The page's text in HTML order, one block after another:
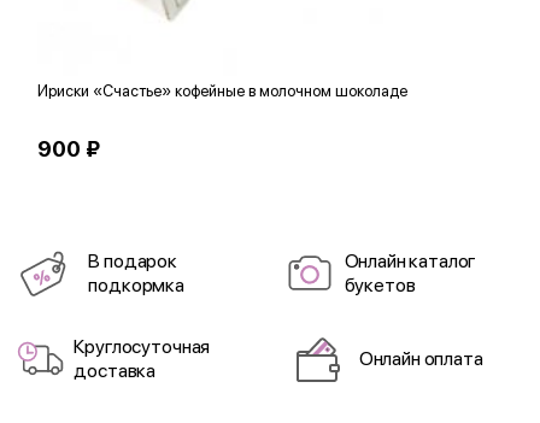
Ириски «Счастье» кофейные в молочном шоколаде
900 ₽
В подарок
подкормка
Онлайн каталог
букетов
Круглосуточная
доставка
Онлайн оплата